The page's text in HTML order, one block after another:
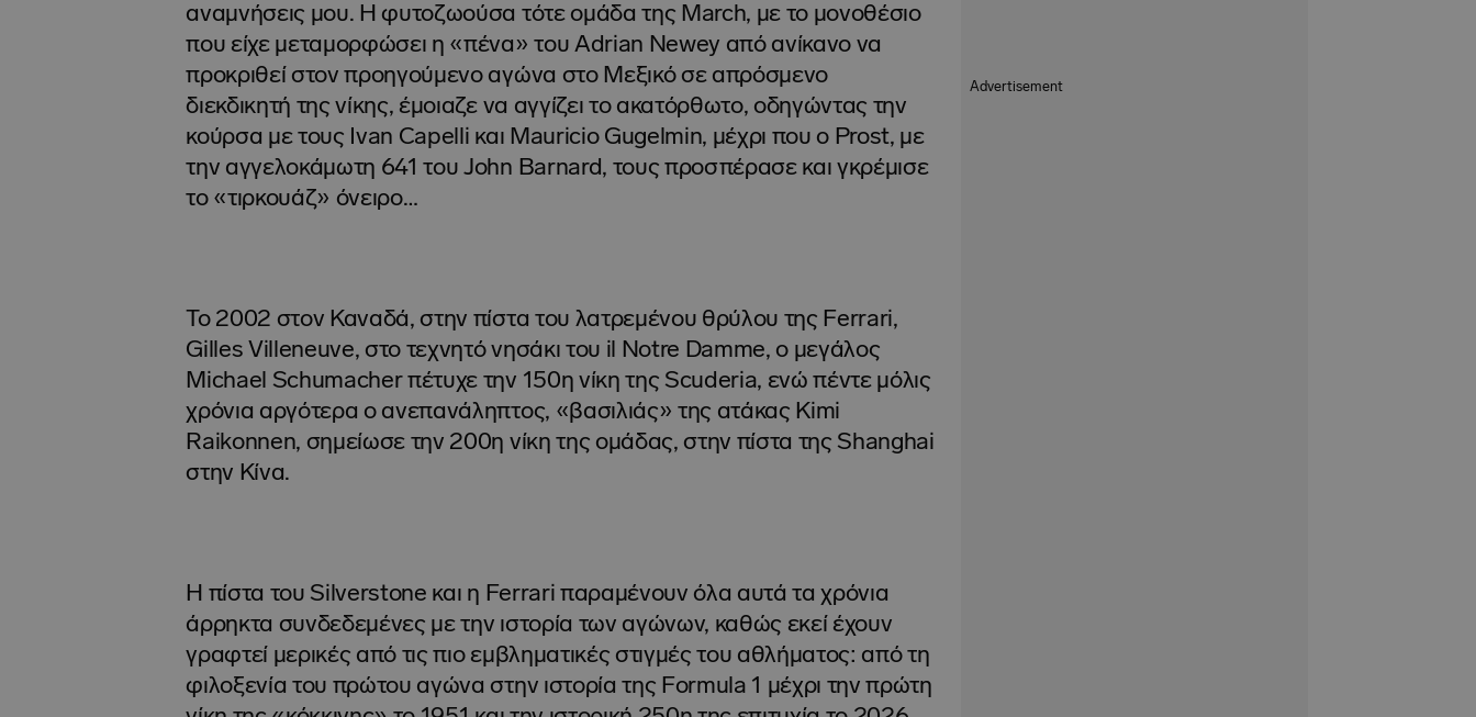
αναμνήσεις μου. Η φυτοζωούσα τότε ομάδα της March, με το μονοθέσιο
που είχε μεταμορφώσει η «πένα» του Adrian Newey από ανίκανο να
προκριθεί στον προηγούμενο αγώνα στο Μεξικό σε απρόσμενο
διεκδικητή της νίκης, έμοιαζε να αγγίζει το ακατόρθωτο, οδηγώντας την
κούρσα με τους Ivan Capelli και Mauricio Gugelmin, μέχρι που ο Prost, με
την αγγελοκάμωτη 641 του John Barnard, τους προσπέρασε και γκρέμισε
το «τιρκουάζ» όνειρο…
Το 2002 στον Καναδά, στην πίστα του λατρεμένου θρύλου της Ferrari,
Gilles Villeneuve, στο τεχνητό νησάκι του il Notre Damme, ο μεγάλος
Michael Schumacher πέτυχε την 150η νίκη της Scuderia, ενώ πέντε μόλις
χρόνια αργότερα ο ανεπανάληπτος, «βασιλιάς» της ατάκας Kimi
Raikonnen, σημείωσε την 200η νίκη της ομάδας, στην πίστα της Shanghai
στην Κίνα.
Η πίστα του Silverstone και η Ferrari παραμένουν όλα αυτά τα χρόνια
άρρηκτα συνδεδεμένες με την ιστορία των αγώνων, καθώς εκεί έχουν
γραφτεί μερικές από τις πιο εμβληματικές στιγμές του αθλήματος: από τη
φιλοξενία του πρώτου αγώνα στην ιστορία της Formula 1 μέχρι την πρώτη